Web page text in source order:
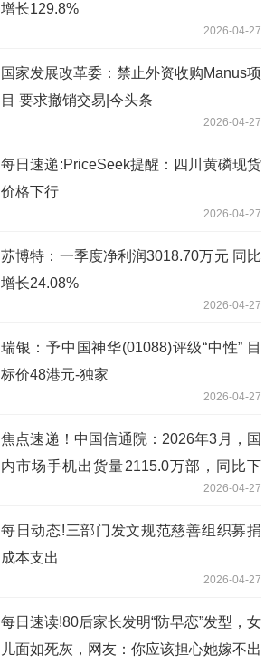
增长129.8%
2026-04-27
国家发展改革委：禁止外资收购Manus项
目 要求撤销交易|今头条
2026-04-27
每日速递:PriceSeek提醒：四川黄磷现货
价格下行
2026-04-27
苏博特：一季度净利润3018.70万元 同比
增长24.08%
2026-04-27
瑞银：予中国神华(01088)评级“中性” 目
标价48港元-独家
2026-04-27
焦点速递！中国信通院：2026年3月，国
内市场手机出货量2115.0万部，同比下
2026-04-27
每日动态!三部门发文规范慈善组织募捐
成本支出
2026-04-27
每日速读!80后家长发明“防早恋”发型，女
儿面如死灰，网友：你应该担心她嫁不出